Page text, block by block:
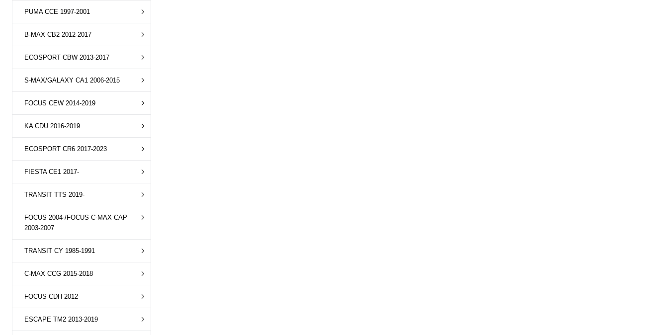
PUMA CCE 1997-2001
B-MAX CB2 2012-2017
ECOSPORT CBW 2013-2017
S-MAX/GALAXY CA1 2006-2015
FOCUS CEW 2014-2019
KA CDU 2016-2019
ECOSPORT CR6 2017-2023
FIESTA CE1 2017-
TRANSIT TTS 2019-
FOCUS 2004-/FOCUS C-MAX CAP
2003-2007
TRANSIT CY 1985-1991
C-MAX CCG 2015-2018
FOCUS CDH 2012-
ESCAPE TM2 2013-2019